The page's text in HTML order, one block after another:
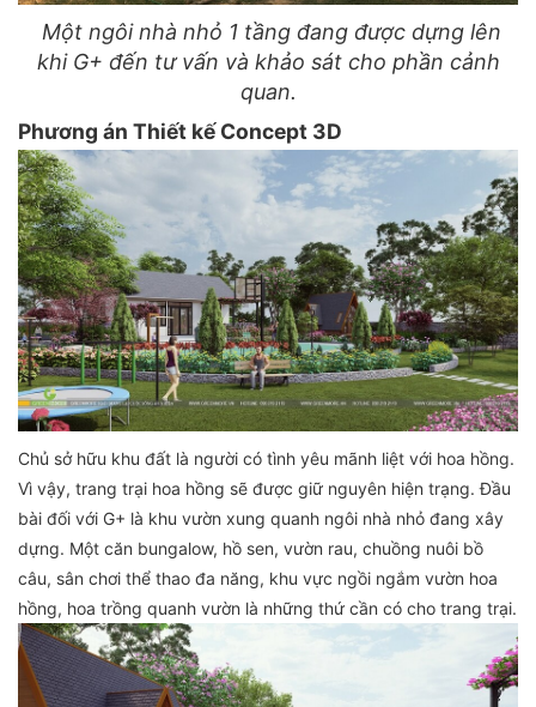
Một ngôi nhà nhỏ 1 tầng đang được dựng lên
khi G+ đến tư vấn và khảo sát cho phần cảnh
quan.
Phương án Thiết kế Concept 3D
Chủ sở hữu khu đất là người có tình yêu mãnh liệt với hoa hồng.
Vì vậy, trang trại hoa hồng sẽ được giữ nguyên hiện trạng. Đầu
bài đối với G+ là khu vườn xung quanh ngôi nhà nhỏ đang xây
dựng. Một căn bungalow, hồ sen, vườn rau, chuồng nuôi bồ
câu, sân chơi thể thao đa năng, khu vực ngồi ngắm vườn hoa
hồng, hoa trồng quanh vườn là những thứ cần có cho trang trại.